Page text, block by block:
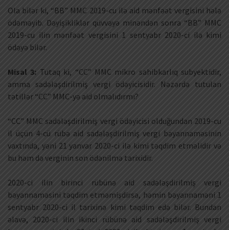
Ola bilər ki, “BB” MMC 2019-cu ilə aid mənfəət vergisini hələ
ödəməyib. Dəyişikliklər qüvvəyə minəndən sonra “BB” MMC
2019-cu ilin mənfəət vergisini 1 sentyabr 2020-ci ilə kimi
ödəyə bilər.
Misal 3: Tutaq ki, “CC” MMC mikro sahibkarlıq subyektidir,
amma sadələşdirilmiş vergi ödəyicisidir. Nəzərdə tutulan
tətillər “CC” MMC-yə aid olmalıdırmı?
“CC” MMC sadələşdirilmiş vergi ödəyicisi olduğundan 2019-cu
il üçün 4-cü rübə aid sadələşdirilmiş vergi bəyannaməsinin
vaxtında, yəni 21 yanvar 2020-ci ilə kimi təqdim etməlidir və
bu həm də verginin son ödənilmə tarixidir.
2020-ci ilin birinci rübünə aid sadələşdirilmiş vergi
bəyannaməsini təqdim etməmişdirsə, həmin bəyannaməni 1
sentyabr 2020-ci il tarixinə kimi təqdim edə bilər. Bundan
əlavə, 2020-ci ilin ikinci rübünə aid sadələşdirilmiş vergi